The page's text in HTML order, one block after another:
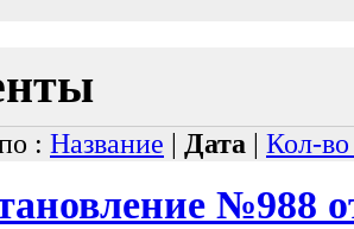
: Название | Дата | Кол-во
№988